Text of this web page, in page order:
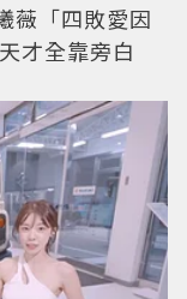
薇「四敗愛因
才全靠旁白